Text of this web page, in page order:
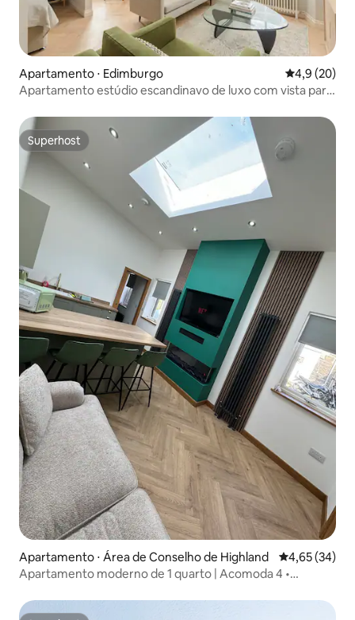
Apartamento ⋅ Edimburgo 4,9 de uma
4,9 (20)
Apartamento estúdio escandinavo de luxo com vista para
Superhost
Superhost
Apartamento ⋅ Área de Conselho de Highland 4,65 de uma
4,65 (34)
Apartamento moderno de 1 quarto | Acomoda 4 •